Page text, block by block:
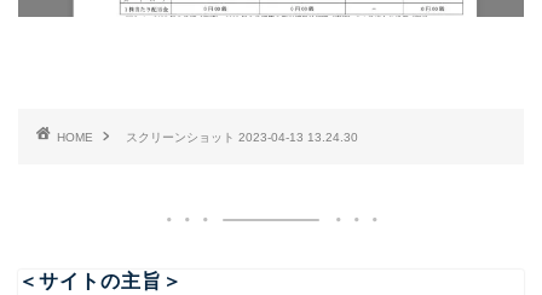
HOME スクリーンショット 2023-04-13 13.24.30
＜サイトの主旨＞